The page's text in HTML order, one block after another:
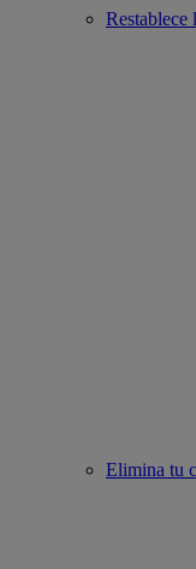
Restablece
Elimina tu